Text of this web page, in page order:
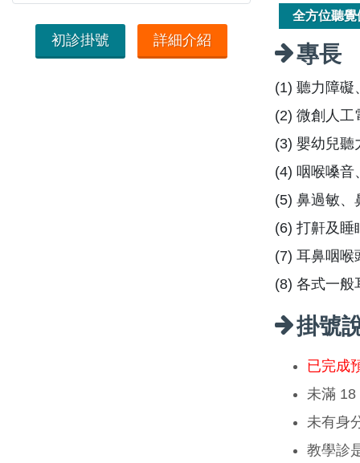
初診掛號 詳細介紹
全方位聽覺
專長
(1) 聽力障礙
(2) 微創人工
(3) 嬰幼兒聽
(4) 咽喉嗓音
(5) 鼻過敏、
(6) 打鼾及睡
(7) 耳鼻咽喉
(8) 各式一般
掛號
已完成
未滿 18
未有身
教學診